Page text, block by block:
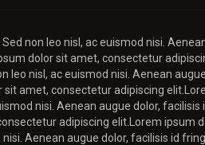
non leo nisl, ac euismod nisi.
dolor sit amet, consectetur
nisl, ac euismod nisi. Aenean
amet, consectetur adipiscing
nisi. Aenean augue dolor, facilisis
adipiscing elit.Lorem ipsum
Aenean augue dolor, facilisis id